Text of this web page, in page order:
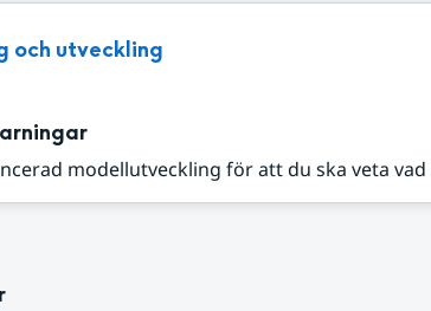
och utveckling
modellutveckling för att du ska veta vad